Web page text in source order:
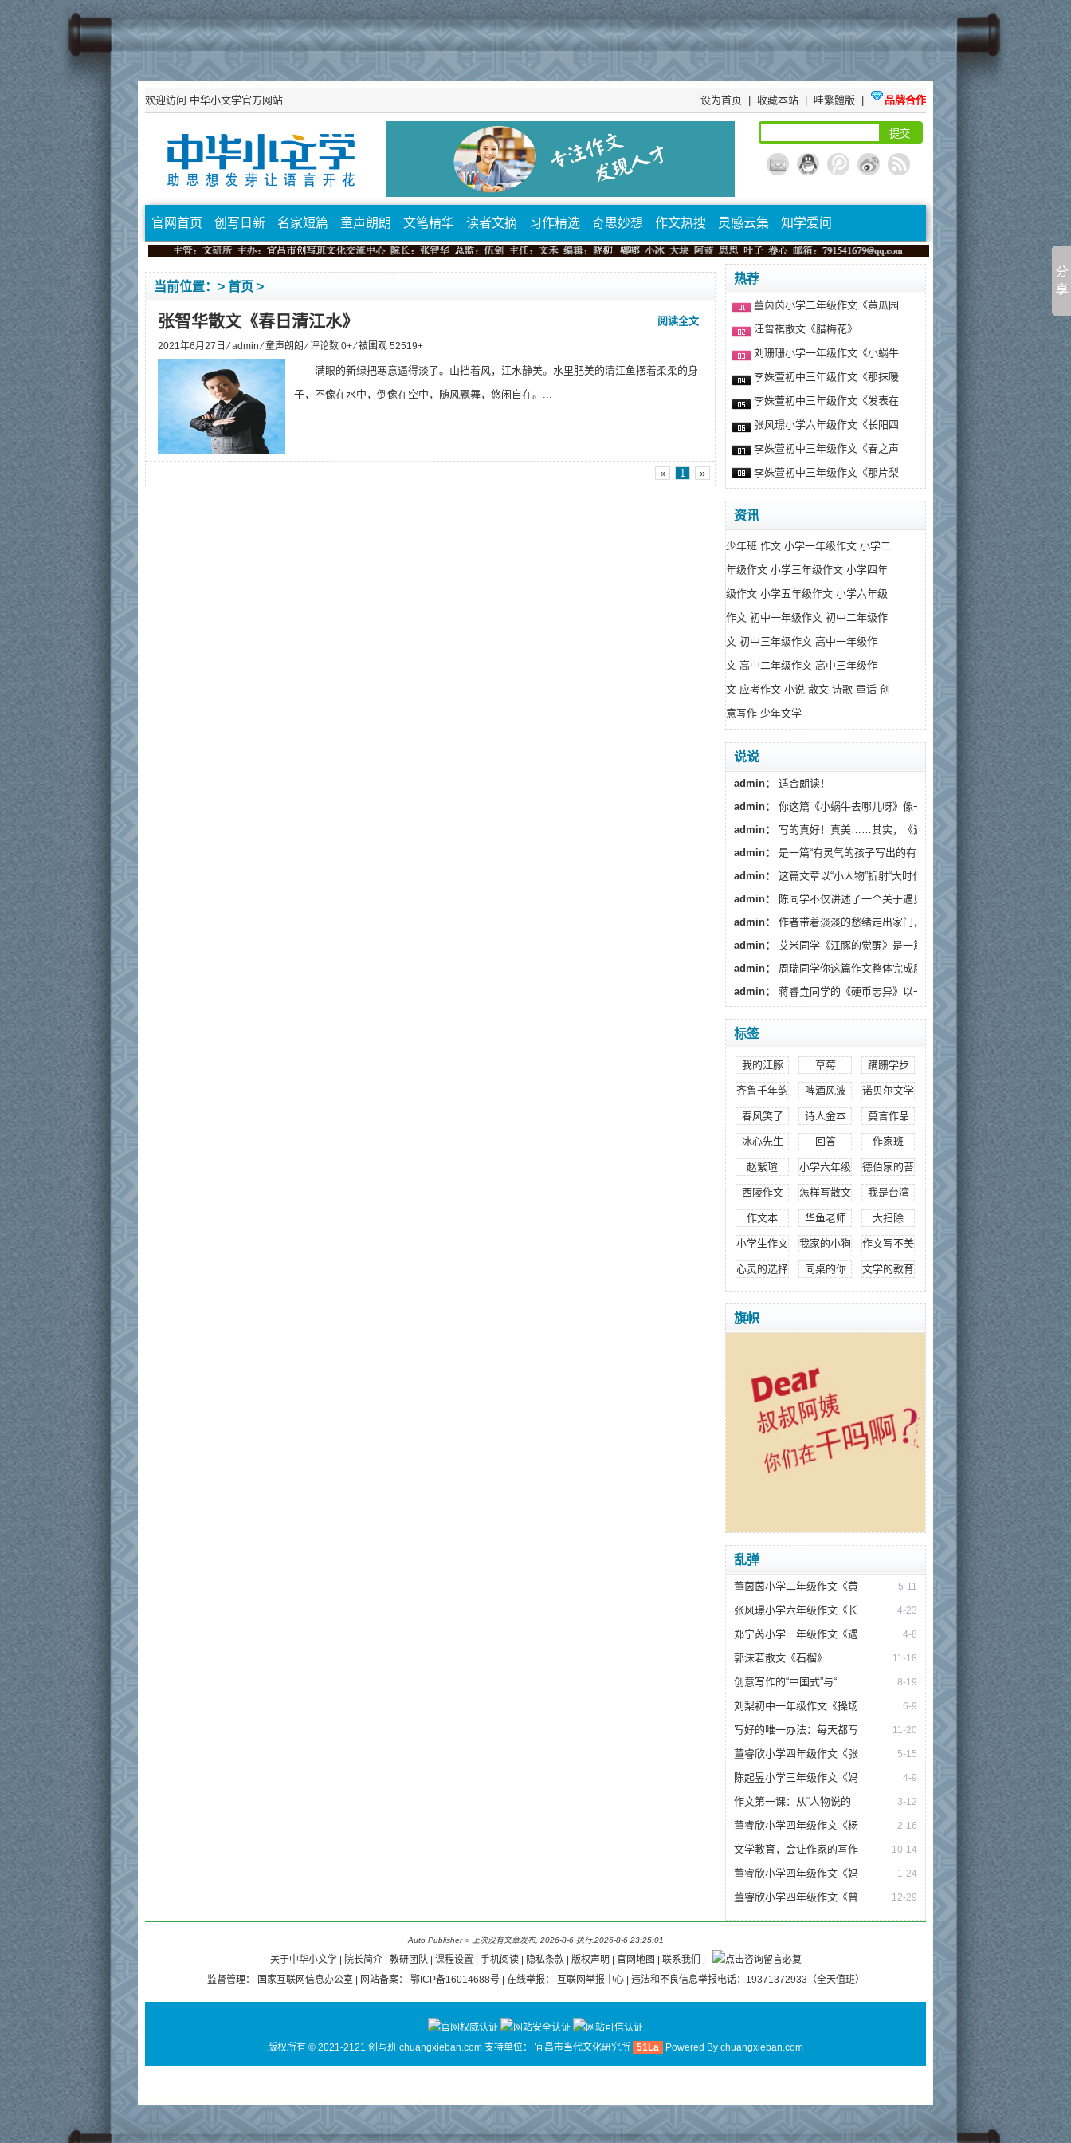
设为首页 收藏本站 哇繁體版 品牌合作
欢迎访问 中华小文学官方网站
官网首页 创写日新 名家短篇 童声朗朗 文笔精华 读者文摘 习作精选 奇思妙想 作文热搜 灵感云集 知学爱问
当前位置：> 首页 >
阅读全文
张智华散文《春日清江水》
2021年6月27日 ⁄admin⁄童声朗朗⁄ 评论数 0+ ⁄ 被围观 52519+
满眼的新绿把寒意逼得淡了。山挡着风，江水静美。水里肥美的清江鱼摆着柔柔的身
子，不像在水中，倒像在空中，随风飘舞，悠闲自在。...
« 1 »
热荐
董茵茵小学二年级作文《黄瓜园
汪曾祺散文《腊梅花》
刘珊珊小学一年级作文《小蜗牛
李姝萱初中三年级作文《那抹暖
李姝萱初中三年级作文《发表在
张风璟小学六年级作文《长阳四
李姝萱初中三年级作文《春之声
李姝萱初中三年级作文《那片梨
资讯
少年班 作文 小学一年级作文 小学二
年级作文 小学三年级作文 小学四年
级作文 小学五年级作文 小学六年级
作文 初中一年级作文 初中二年级作
文 初中三年级作文 高中一年级作
文 高中二年级作文 高中三年级作
文 应考作文 小说 散文 诗歌 童话 创
意写作 少年文学
说说
admin：
适合朗读！
admin：
你这篇《小蜗牛去哪儿呀》像一阵温柔的春风，读...
admin：
写的真好！真美……其实，《遇见》藏着一个更深的...
admin：
是一篇“有灵气的孩子写出的有温度的文章”。
admin：
这篇文章以“小人物”折射“大时代”，通过生活化...
admin：
陈同学不仅讲述了一个关于遇见流浪狗的故事...
admin：
作者带着淡淡的愁绪走出家门，趁着月色出来散...
admin：
艾米同学《江豚的觉醒》是一篇情感细腻、寓意深...
admin：
周瑞同学你这篇作文整体完成度较高，情感真挚...
admin：
蒋睿垚同学的《硬币志异》以一枚假币的奇幻旅...
标签
我的江豚 草莓 蹒跚学步
齐鲁千年韵 啤酒风波 诺贝尔文学奖
春风笑了 诗人金本 莫言作品
冰心先生 回答 作家班
赵紫瑄 小学六年级作文德伯家的苔丝
西陵作文 怎样写散文 我是台湾
作文本 华鱼老师 大扫除
小学生作文培训我家的小狗 作文写不美
心灵的选择 同桌的你 文学的教育
旗帜
乱弹
5-11
董茵茵小学二年级作文《黄
4-23
张风璟小学六年级作文《长
4-8
郑宁芮小学一年级作文《遇
11-18
郭沫若散文《石榴》
8-19
创意写作的“中国式”与“
6-9
刘梨初中一年级作文《操场
11-20
写好的唯一办法：每天都写
5-15
董睿欣小学四年级作文《张
4-9
陈起昱小学三年级作文《妈
3-12
作文第一课：从“人物说的
2-16
董睿欣小学四年级作文《杨
10-14
文学教育，会让作家的写作
1-24
董睿欣小学四年级作文《妈
12-29
董睿欣小学四年级作文《曾
Auto Publisher ○ 上次没有文章发布, 2026-8-6 执行.2026-8-6 23:25:01
关于中华小文学 院长简介 教研团队 课程设置 | 手机阅读 隐私条款 版权声明 官网地图 联系我们
监督管理：
国家互联网信息办公室 | 网站备案： 鄂ICP备16014688号 | 在线举报： 互联网举报中心 | 违法和不良信息举报电话：19371372933（全天值班）
版权所有 © 2021-2121 创写班 chuangxieban.com 支持单位： 宜昌市当代文化研究所 51La Powered By chuangxieban.com